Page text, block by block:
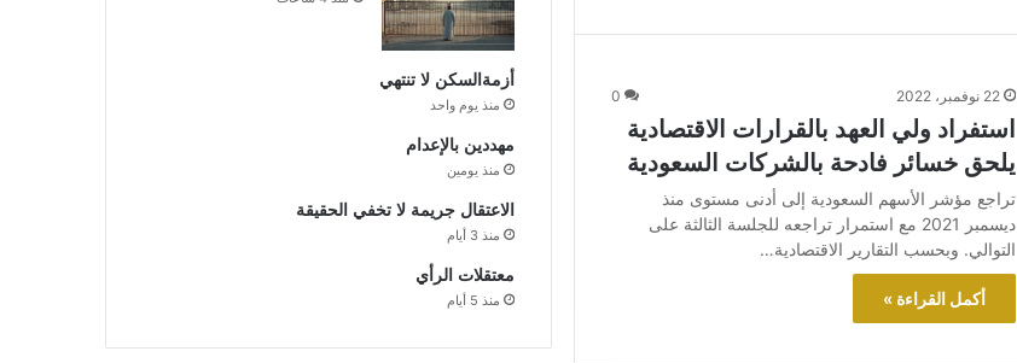
22 نوفمبر، 2022 0
استفراد ولي العهد بالقرارات الاقتصادية
يلحق خسائر فادحة بالشركات السعودية
تراجع مؤشر الأسهم السعودية إلى أدنى مستوى منذ
ديسمبر 2021 مع استمرار تراجعه للجلسة الثالثة على
التوالي. وبحسب التقارير الاقتصادية…
أكمل القراءة »
أزمةالسكن لا تنتهي
منذ يوم واحد
مهددين بالإعدام
منذ يومين
الاعتقال جريمة لا تخفي الحقيقة
منذ 3 أيام
معتقلات الرأي
منذ 5 أيام